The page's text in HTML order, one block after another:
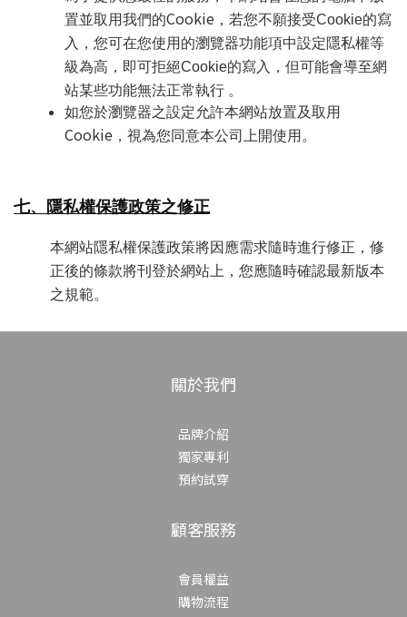
置並取用我們的Cookie ，若您不願接受Cookie的寫
入，您可在您使用的瀏覽器功能項中設定隱私權等
級為高，即可拒絕Cookie的寫入，但可能會導至網
站某些功能無法正常執行 。
如您於瀏覽器之設定允許本網站放置及取用
Cookie ，視為您同意本公司上開使用。
七、隱私權保護政策之修正
本網站隱私權保護政策將因應需求隨時進行修正，修
正後的條款將刊登於網站上 ，您應隨時確認最新版本
之規範。
關於我們
品牌介紹
獨家專利
預約試穿
顧客服務
會員權益
購物流程